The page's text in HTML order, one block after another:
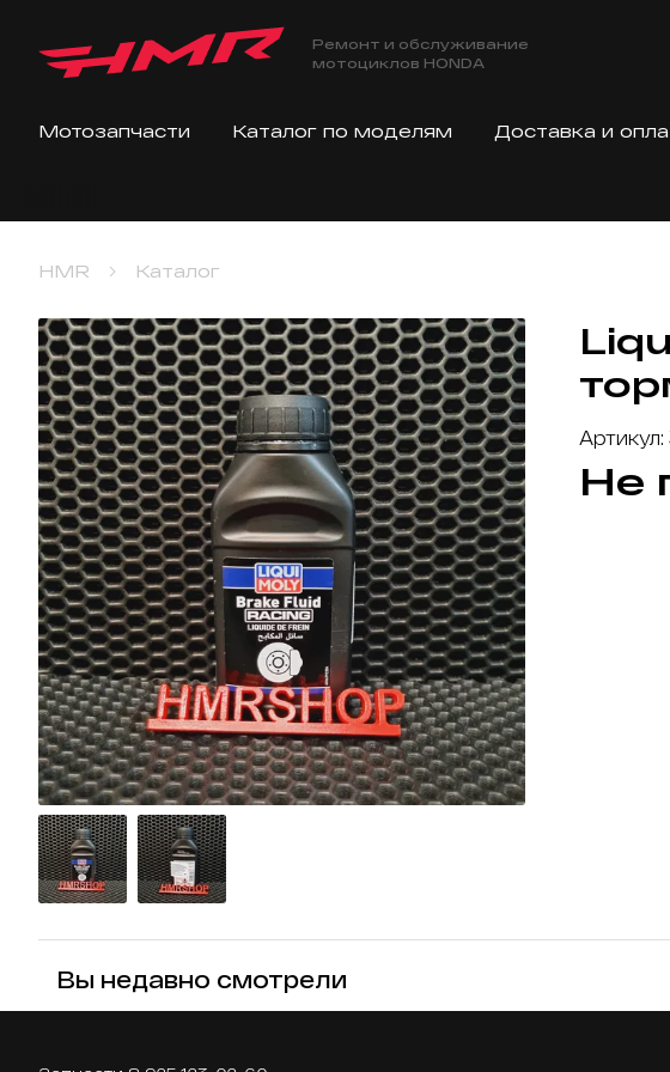
Ремонт и обслуживание
мотоциклов HONDA
Мотозапчасти Каталог по моделям Доставка и
HMR Каталог
Не
Вы недавно смотрели